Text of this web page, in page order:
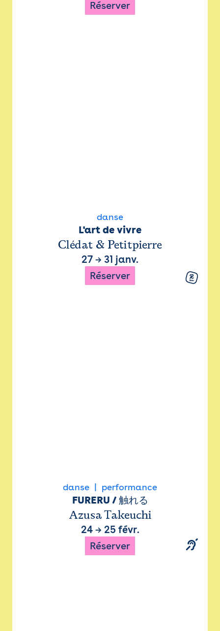
Réserver
danse
L'art de vivre
Clédat & Petitpierre
27 → 31 janv.
Réserver
danse performance
FURERU / 触れる
Azusa Takeuchi
24→ 25 févr.
Réserver